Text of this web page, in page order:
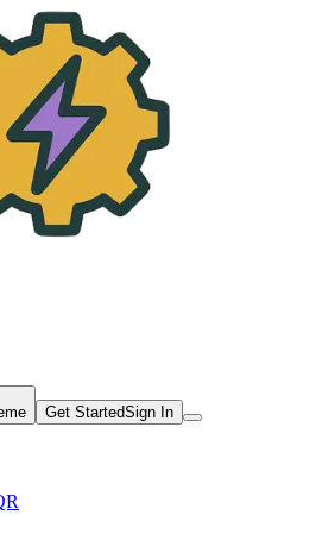
РусскийItaliano
Get StartedSign In